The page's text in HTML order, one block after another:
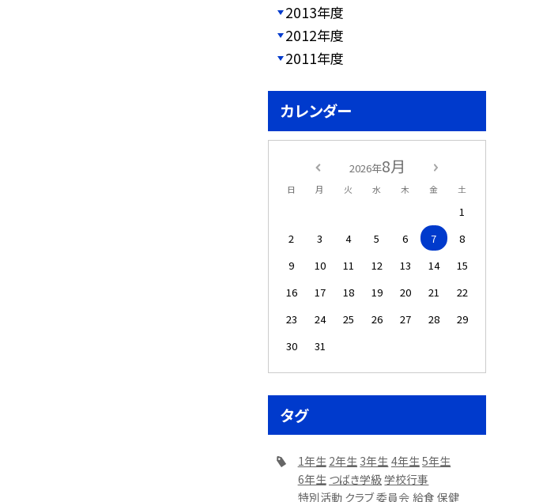
2013年度
2012年度
2011年度
カレンダー
2026年8月
日 月 火 水 木 金 土
1
2
3 4 5 6 7
8
9
10 11 12 13 14
15
16
17 18 19 20 21
22
23
24 25 26 27 28
29
30
31
タグ
1年生 2年生 3年生 4年生 5年生
6年生 つばき学級学校行事
特別活動 クラブ委員会 給食 保健